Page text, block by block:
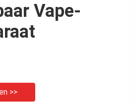
Vape-
>>